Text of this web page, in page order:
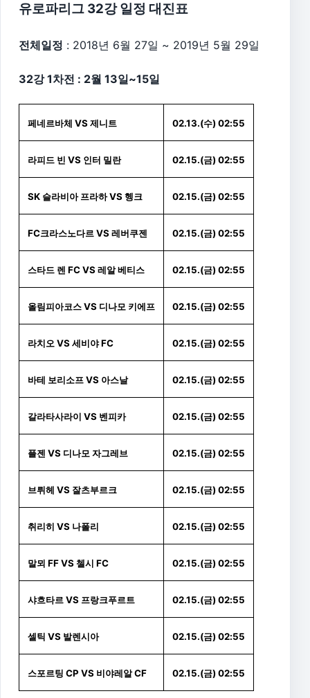
유로파리그 32강 일정 대진표
전체일정 : 2018년 6월 27일 ~ 2019년 5월 29일
32강 1차전 : 2월 13일~15일
페네르바체 VS 제니트 02.13.(수) 02:55
라피드 빈 VS 인터 밀란 02.15.(금) 02:55
SK 슬라비아 프라하 VS 헹크 02.15.(금) 02:55
FC크라스노다르 VS 레버쿠젠 02.15.(금) 02:55
스타드 렌 FC VS 레알 베티스 02.15.(금) 02:55
올림피아코스 VS 디나모 키에프 02.15.(금) 02:55
라치오 VS 세비야 FC 02.15.(금) 02:55
바테 보리소프 VS 아스날 02.15.(금) 02:55
갈라타사라이 VS 벤피카 02.15.(금) 02:55
플젠 VS 디나모 자그레브 02.15.(금) 02:55
브뤼헤 VS 잘츠부르크 02.15.(금) 02:55
취리히 VS 나폴리 02.15.(금) 02:55
말뫼 FF VS 첼시 FC 02.15.(금) 02:55
샤흐타르 VS 프랑크푸르트 02.15.(금) 02:55
셀틱 VS 발렌시아 02.15.(금) 02:55
스포르팅 CP VS 비야레알 CF 02.15.(금) 02:55